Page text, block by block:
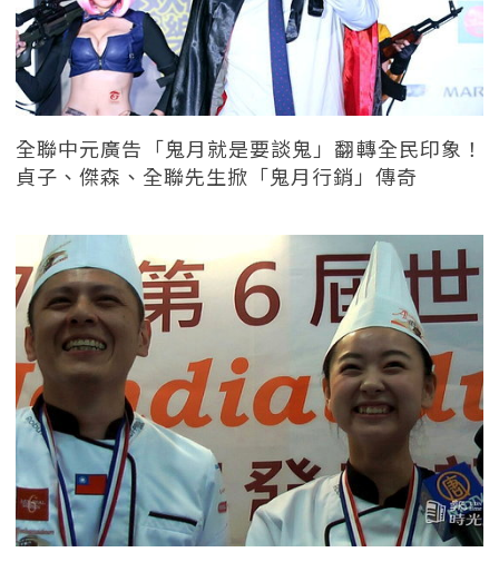
全聯中元廣告「鬼月就是要談鬼」翻轉全民印象！
貞子、傑森、全聯先生掀「鬼月行銷」傳奇